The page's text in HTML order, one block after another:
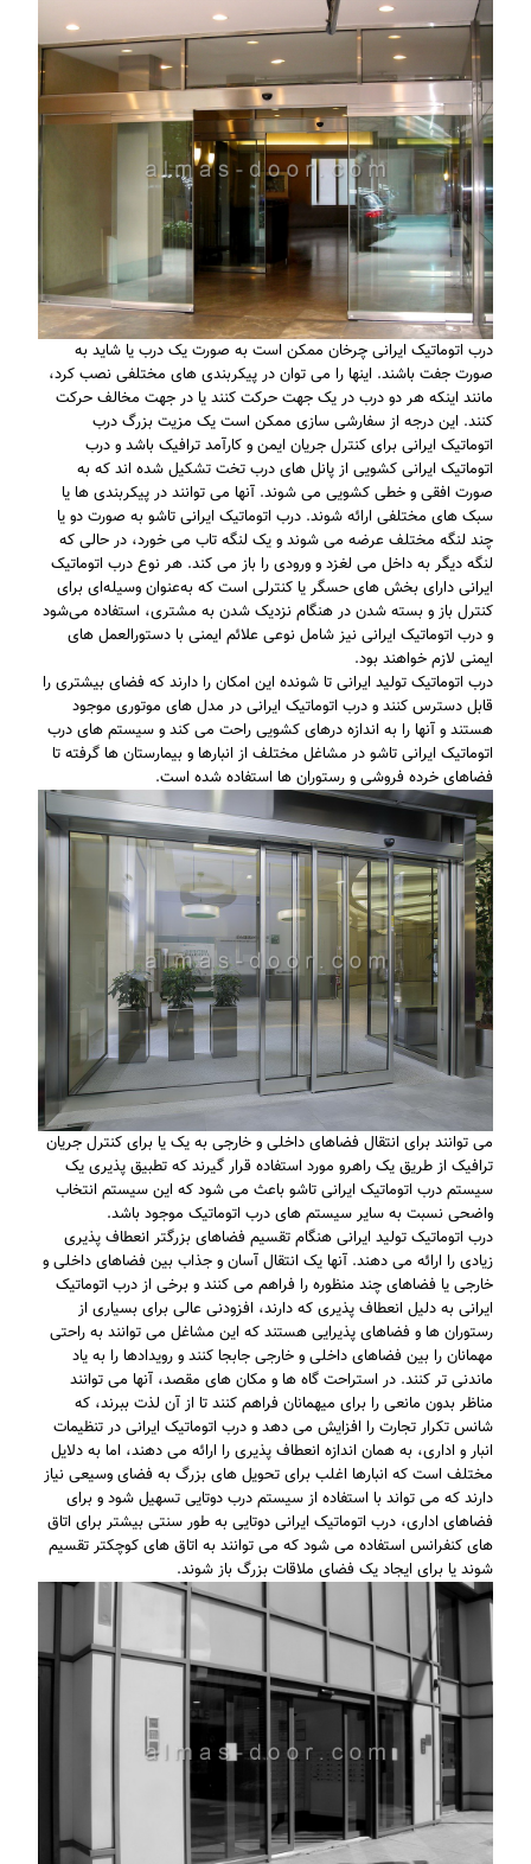
درب اتوماتیک ایرانی چرخان ممکن است به صورت یک درب یا شاید به
صورت جفت باشند. اینها را می توان در پیکربندی های مختلفی نصب کرد،
مانند اینکه هر دو درب در یک جهت حرکت کنند یا در جهت مخالف حرکت
کنند. این درجه از سفارشی سازی ممکن است یک مزیت بزرگ درب
اتوماتیک ایرانی برای کنترل جریان ایمن و کارآمد ترافیک باشد و درب
اتوماتیک ایرانی کشویی از پانل های درب تخت تشکیل شده اند که به
صورت افقی و خطی کشویی می شوند. آنها می توانند در پیکربندی ها یا
سبک های مختلفی ارائه شوند. درب اتوماتیک ایرانی تاشو به صورت دو یا
چند لنگه مختلف عرضه می شوند و یک لنگه تاب می خورد، در حالی که
لنگه دیگر به داخل می لغزد و ورودی را باز می کند. هر نوع درب اتوماتیک
ایرانی دارای بخش های حسگر یا کنترلی است که به‌عنوان وسیله‌ای برای
کنترل باز و بسته شدن در هنگام نزدیک شدن به مشتری، استفاده می‌شود
و درب اتوماتیک ایرانی نیز شامل نوعی علائم ایمنی با دستورالعمل های
ایمنی لازم خواهند بود.
درب اتوماتیک تولید ایرانی تا شونده این امکان را دارند که فضای بیشتری را
قابل دسترس کنند و درب اتوماتیک ایرانی در مدل های موتوری موجود
هستند و آنها را به اندازه درهای کشویی راحت می کند و سیستم های درب
اتوماتیک ایرانی تاشو در مشاغل مختلف از انبارها و بیمارستان ها گرفته تا
فضاهای خرده فروشی و رستوران ها استفاده شده است.
می توانند برای انتقال فضاهای داخلی و خارجی به یک یا برای کنترل جریان
ترافیک از طریق یک راهرو مورد استفاده قرار گیرند که تطبیق پذیری یک
سیستم درب اتوماتیک ایرانی تاشو باعث می شود که این سیستم انتخاب
واضحی نسبت به سایر سیستم های درب اتوماتیک موجود باشد.
درب اتوماتیک تولید ایرانی هنگام تقسیم فضاهای بزرگتر انعطاف پذیری
زیادی را ارائه می دهند. آنها یک انتقال آسان و جذاب بین فضاهای داخلی و
خارجی یا فضاهای چند منظوره را فراهم می کنند و برخی از درب اتوماتیک
ایرانی به دلیل انعطاف پذیری که دارند، افزودنی عالی برای بسیاری از
رستوران ها و فضاهای پذیرایی هستند که این مشاغل می توانند به راحتی
مهمانان را بین فضاهای داخلی و خارجی جابجا کنند و رویدادها را به یاد
ماندنی تر کنند. در استراحت گاه ها و مکان های مقصد، آنها می توانند
مناظر بدون مانعی را برای میهمانان فراهم کنند تا از آن لذت ببرند، که
شانس تکرار تجارت را افزایش می دهد و درب اتوماتیک ایرانی در تنظیمات
انبار و اداری، به همان اندازه انعطاف پذیری را ارائه می دهند، اما به دلایل
مختلف است که انبارها اغلب برای تحویل های بزرگ به فضای وسیعی نیاز
دارند که می تواند با استفاده از سیستم درب دوتایی تسهیل شود و برای
فضاهای اداری، درب اتوماتیک ایرانی دوتایی به طور سنتی بیشتر برای اتاق
های کنفرانس استفاده می شود که می توانند به اتاق های کوچکتر تقسیم
شوند یا برای ایجاد یک فضای ملاقات بزرگ باز شوند.